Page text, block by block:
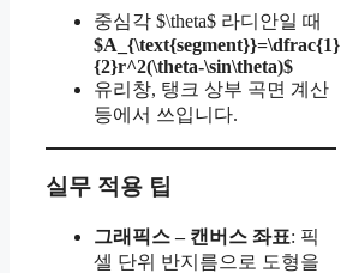
중심각 $\theta$ 라디안일 때
$A_{\text{segment}}=\dfrac{1}
{2}r^2(\theta-\sin\theta)$
유리창, 탱크 상부 곡면 계산
등에서 쓰입니다.
실무 적용 팁
그래픽스 – 캔버스 좌표: 픽
셀 단위 반지름으로 도형을